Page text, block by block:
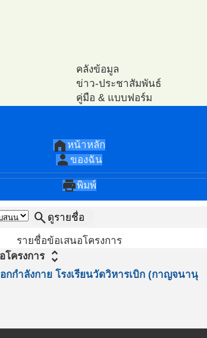
คลังข้อมูล
ข่าว-ประชาสัมพันธ์
คู่มือ & แบบฟอร์ม
แนะนำเอกสาร PA
แนะนำวีดีโอ PA
โครงการ ตัวอย่าง
โปรแกรมทดสอบสมรรถนะ สสส
home หน้าหลัก
person ของฉัน
printพิมพ์
search ดูรายชื่อ
รายชื่อข้อเสนอโครงการ
โครงการ unfold_more
กำลังกาย โรงเรียนวัดวิหารเบิก (กาญจนานุ